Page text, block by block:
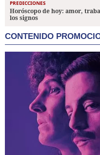
PREDICCIONES
Horóscopo de hoy: amor,
los signos
CONTENIDO